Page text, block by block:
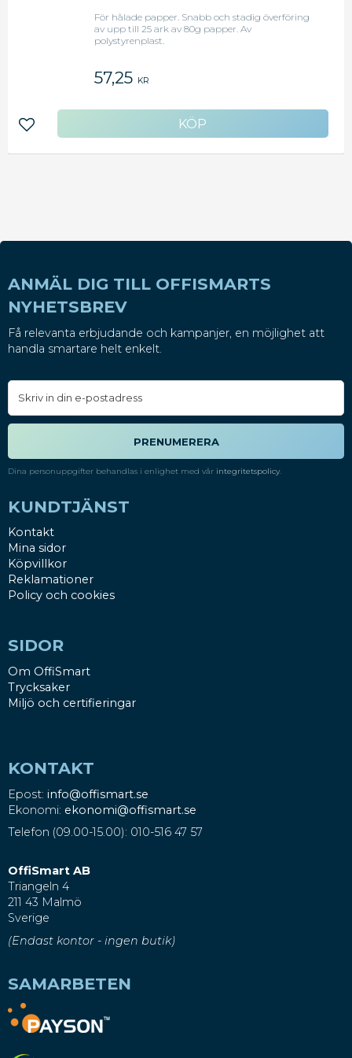
För hålade papper. Snabb och stadig överföring
av upp till 25 ark av 80g papper. Av
polystyrenplast.
57,25 KR
Lägg till i favoriter
ANMÄL DIG TILL OFFISMARTS
NYHETSBREV
Få relevanta erbjudande och kampanjer, en möjlighet att
handla smartare helt enkelt.
PRENUMERERA
Dina personuppgifter behandlas i enlighet med vår integritetspolicy.
KUNDTJÄNST
Kontakt
Mina sidor
Köpvillkor
Reklamationer
Policy och cookies
SIDOR
Om OffiSmart
Trycksaker
Miljö och certifieringar
KONTAKT
Epost: info@offismart.se
Ekonomi: ekonomi@offismart.se
Telefon (09.00-15.00): 010-516 47 57
OffiSmart AB
Triangeln 4
211 43 Malmö
Sverige
(Endast kontor - ingen butik)
SAMARBETEN